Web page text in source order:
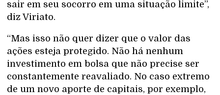
sair em seu socorro em uma situação limite”,
diz Viriato.
“Mas isso não quer dizer que o valor das
ações esteja protegido. Não há nenhum
investimento em bolsa que não precise ser
constantemente reavaliado. No caso extremo
de um novo aporte de capitais, por exemplo,